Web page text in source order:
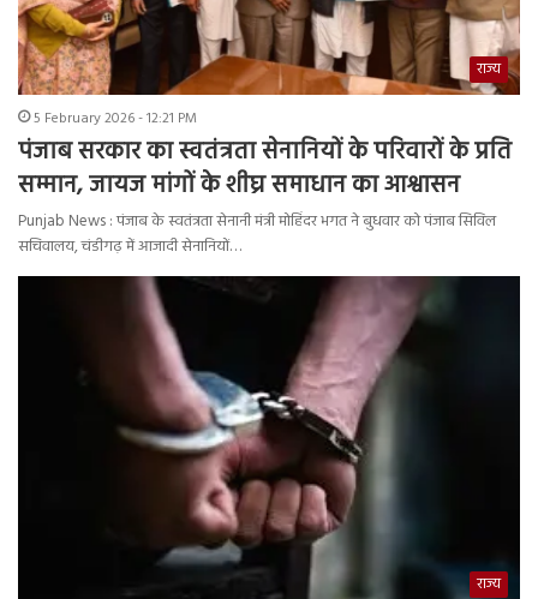
राज्य
5 February 2026 - 12:21 PM
पंजाब सरकार का स्वतंत्रता सेनानियों के परिवारों के प्रति
सम्मान, जायज मांगों के शीघ्र समाधान का आश्वासन
Punjab News : पंजाब के स्वतंत्रता सेनानी मंत्री मोहिंदर भगत ने बुधवार को पंजाब सिविल
सचिवालय, चंडीगढ़ में आजादी सेनानियों…
राज्य